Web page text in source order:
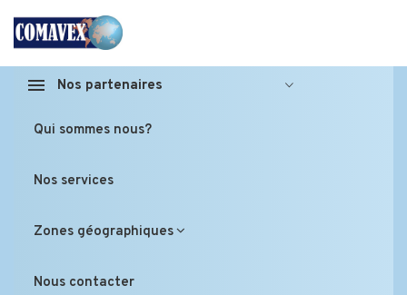
Nos partenaires
Qui sommes nous?
Nos services
Zones géographiques
Nous contacter